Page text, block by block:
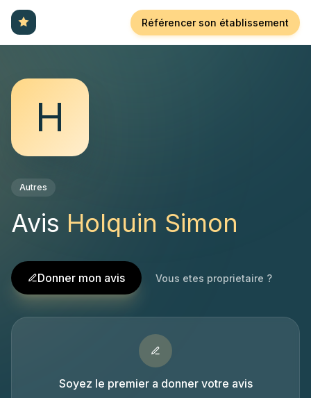
Référencer son établissement
H
Autres
Avis Holquin Simon
Donner mon avis Vous etes proprietaire ?
Soyez le premier a donner votre avis